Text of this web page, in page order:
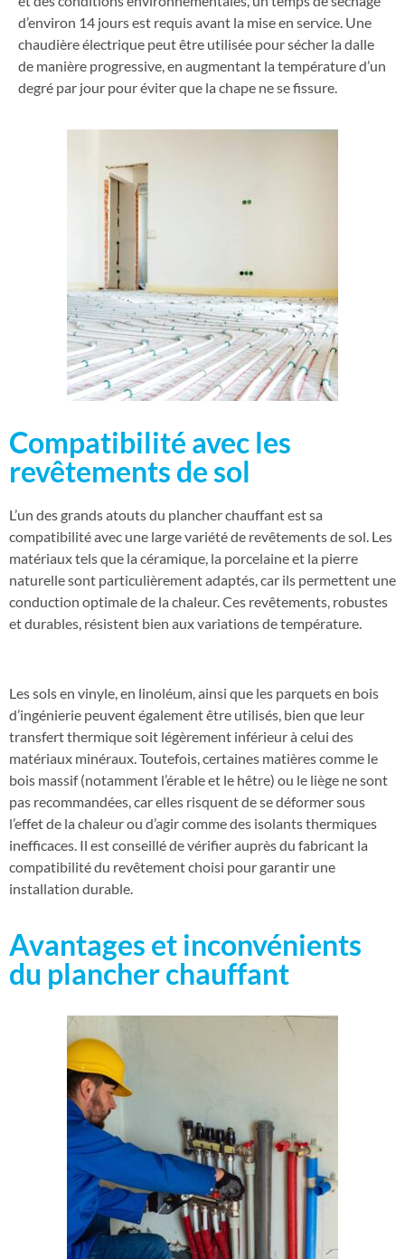
d’environ 14 jours est requis avant la mise en service. Une
chaudière électrique peut être utilisée pour sécher la dalle
de manière progressive, en augmentant la température d’un
degré par jour pour éviter que la chape ne se fissure.
Compatibilité avec les
revêtements de sol
L’un des grands atouts du plancher chauffant est sa
compatibilité avec une large variété de revêtements de sol. Les
matériaux tels que la céramique, la porcelaine et la pierre
naturelle sont particulièrement adaptés, car ils permettent une
conduction optimale de la chaleur. Ces revêtements, robustes
et durables, résistent bien aux variations de température.
Les sols en vinyle, en linoléum, ainsi que les parquets en bois
d’ingénierie peuvent également être utilisés, bien que leur
transfert thermique soit légèrement inférieur à celui des
matériaux minéraux. Toutefois, certaines matières comme le
bois massif (notamment l’érable et le hêtre) ou le liège ne sont
pas recommandées, car elles risquent de se déformer sous
l’effet de la chaleur ou d’agir comme des isolants thermiques
inefficaces. Il est conseillé de vérifier auprès du fabricant la
compatibilité du revêtement choisi pour garantir une
installation durable.
Avantages et inconvénients
du plancher chauffant